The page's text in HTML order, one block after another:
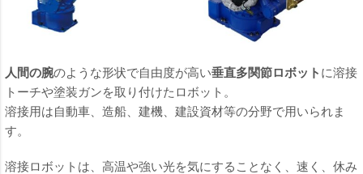
人間の腕のような形状で自由度が高い垂直多関節ロボット に溶接
トーチや塗装ガンを取り付けたロボット。
溶接用は自動車、造船、建機、建設資材等の分野で用いられま
す。
溶接ロボットは、高温や強い光を気にすることなく、速く、休み